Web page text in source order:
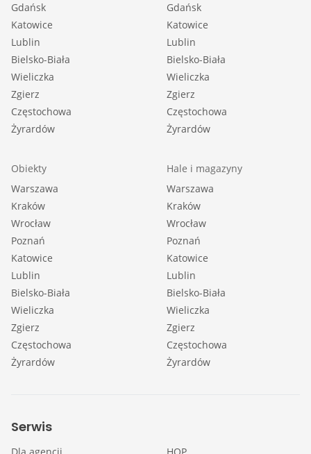
Gdańsk
Katowice
Lublin
Bielsko-Biała
Wieliczka
Zgierz
Częstochowa
Żyrardów
Gdańsk
Katowice
Lublin
Bielsko-Biała
Wieliczka
Zgierz
Częstochowa
Żyrardów
Obiekty
Warszawa
Kraków
Wrocław
Poznań
Katowice
Lublin
Bielsko-Biała
Wieliczka
Zgierz
Częstochowa
Żyrardów
Hale i magazyny
Warszawa
Kraków
Wrocław
Poznań
Katowice
Lublin
Bielsko-Biała
Wieliczka
Zgierz
Częstochowa
Żyrardów
Serwis